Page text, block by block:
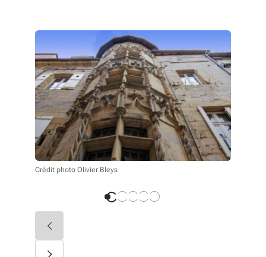
Crédit photo Olivier Bleys